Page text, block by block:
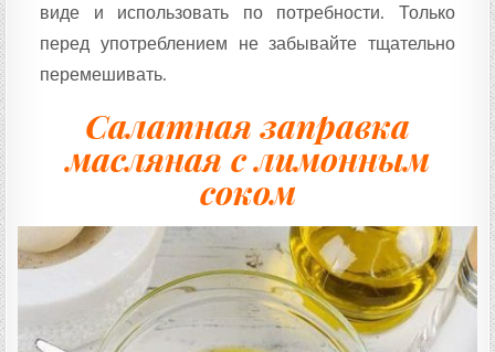
виде и использовать по потребности. Только
перед употреблением не забывайте тщательно
перемешивать.
Салатная заправка
масляная с лимонным
соком